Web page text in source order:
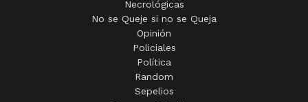
Necrológicas
No se Queje si no se Queja
Opinión
Policiales
Política
Random
Sepelios